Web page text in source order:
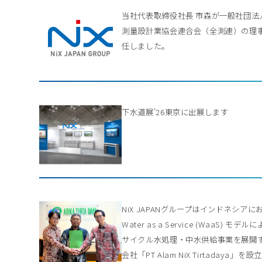
当社代表取締役社長 市森が一般社団法
測量設計業協会連合会（全測連）の理
任しました。
下水道展’26東京に出展します
NiX JAPANグループはインドネシアに
Water as a Service (WaaS) モデルに
サイクル水処理・中水供給事業を展開
会社「PT Alam NiX Tirtadaya」を設